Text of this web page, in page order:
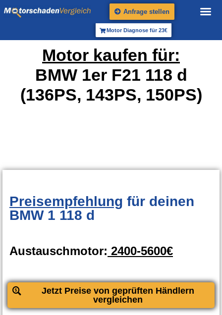
Anfrage stellen
Motor Diagnose für 23€
Motor kaufen für:
BMW 1er F21 118 d
(136PS, 143PS, 150PS)
Preisempfehlung für deinen
BMW 1 118 d
Austauschmotor: 2400-5600€
Jetzt Preise von geprüften Händlern
vergleichen